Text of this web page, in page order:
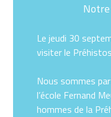
Le jeudi 30
visiter le
Nous sommes
l’école Fernand
hommes de la